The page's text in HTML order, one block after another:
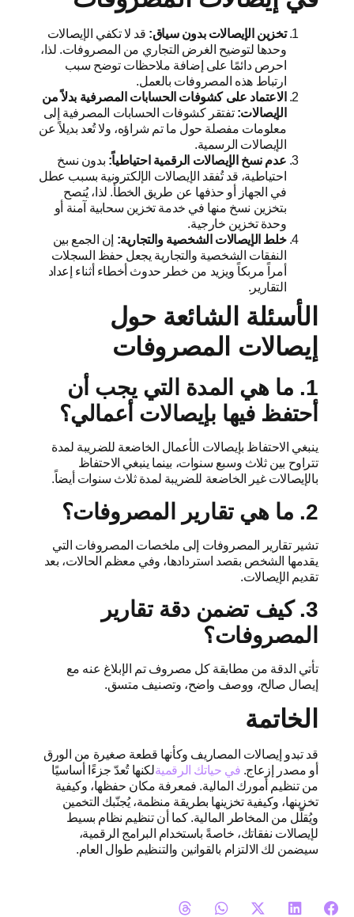
تخزين الإيصالات بدون سياق: قد لا تكفي الإيصالات
وحدها لتوضيح الغرض التجاري من المصروفات. لذا،
احرص دائمًا على إضافة ملاحظات توضح سبب
ارتباط هذه المصروفات بالعمل.
الاعتماد على كشوفات الحسابات المصرفية بدلاً من
الإيصالات: تفتقر كشوفات الحسابات المصرفية إلى
معلومات مفصلة حول ما تم شراؤه، ولا تُعد بديلاً عن
الإيصالات الرسمية.
عدم نسخ الإيصالات الرقمية احتياطياً: بدون نسخ
احتياطية، قد تُفقد الإيصالات الإلكترونية بسبب عطل
في الجهاز أو حذفها عن طريق الخطأ. لذا، يُنصح
بتخزين نسخ منها في خدمة تخزين سحابية آمنة أو
وحدة تخزين خارجية.
خلط الإيصالات الشخصية والتجارية: إن الجمع بين
النفقات الشخصية والتجارية يجعل حفظ السجلات
أمراً مربكاً ويزيد من خطر حدوث أخطاء أثناء إعداد
التقارير.
الأسئلة الشائعة حول
إيصالات المصروفات
1. ما هي المدة التي يجب أن
أحتفظ فيها بإيصالات أعمالي؟
ينبغي الاحتفاظ بإيصالات الأعمال الخاضعة للضريبة لمدة
تتراوح بين ثلاث وسبع سنوات، بينما ينبغي الاحتفاظ
بالإيصالات غير الخاضعة للضريبة لمدة ثلاث سنوات أيضاً.
2. ما هي تقارير المصروفات؟
تشير تقارير المصروفات إلى ملخصات المصروفات التي
يقدمها الشخص بقصد استردادها، وفي معظم الحالات، بعد
تقديم الإيصالات.
3. كيف تضمن دقة تقارير
المصروفات؟
تأتي الدقة من مطابقة كل مصروف تم الإبلاغ عنه مع
إيصال صالح، ووصف واضح، وتصنيف متسق.
الخاتمة
قد تبدو إيصالات المصاريف وكأنها قطعة صغيرة من الورق
أو مصدر إزعاج. في حياتك الرقميةلكنها تُعدّ جزءًا أساسيًا
من تنظيم أمورك المالية. فمعرفة مكان حفظها، وكيفية
تخزينها، وكيفية تخزينها بطريقة منظمة، يُجنّبك التخمين
ويُقلّل من المخاطر المالية. كما أن تنظيم نظام بسيط
لإيصالات نفقاتك، خاصةً باستخدام البرامج الرقمية،
سيضمن لك الالتزام بالقوانين والتنظيم طوال العام.